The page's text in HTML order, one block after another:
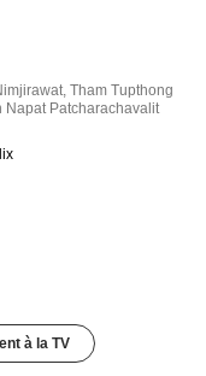
,Tham Tupthong
Napat Patcharachavalit
à la TV